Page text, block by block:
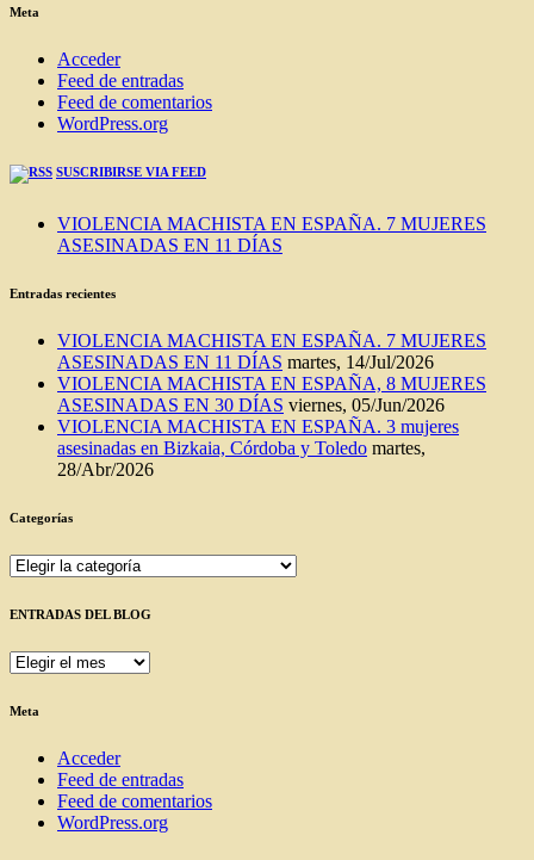
BLOG
Meta
Acceder
Feed de entradas
Feed de comentarios
WordPress.org
SUSCRIBIRSE VIA FEED
VIOLENCIA MACHISTA EN ESPAÑA. 7 MUJERES
ASESINADAS EN 11 DÍAS
Entradas recientes
VIOLENCIA MACHISTA EN ESPAÑA. 7 MUJERES
ASESINADAS EN 11 DÍAS martes, 14/Jul/2026
VIOLENCIA MACHISTA EN ESPAÑA, 8 MUJERES
ASESINADAS EN 30 DÍAS viernes, 05/Jun/2026
VIOLENCIA MACHISTA EN ESPAÑA. 3 mujeres
asesinadas en Bizkaia, Córdoba y Toledo martes,
28/Abr/2026
Categorías
Categorías
ENTRADAS DEL BLOG
ENTRADAS
BLOG
Meta
Acceder
Feed de entradas
Feed de comentarios
WordPress.org